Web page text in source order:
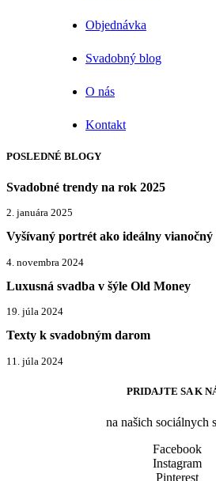
Objednávka
Svadobný blog
O nás
Kontakt
POSLEDNÉ BLOGY
Svadobné trendy na rok 2025
2. januára 2025
Vyšívaný portrét ako ideálny vianočný
4. novembra 2024
Luxusná svadba v šýle Old Money
19. júla 2024
Texty k svadobným darom
11. júla 2024
PRIDAJTE SA K
na našich sociálnych
Facebook
Instagram
Pinterest